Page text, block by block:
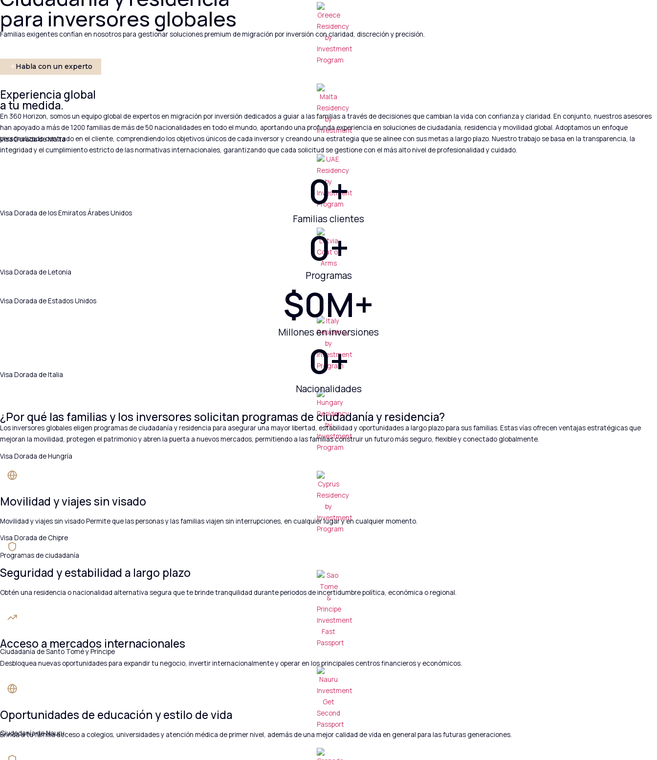
Visa Dorada de Grecia
Visa Dorada de Malta
Visa Dorada de los Emiratos Árabes Unidos
Visa Dorada de Letonia
Visa Dorada de Estados Unidos
Visa Dorada de Italia
Visa Dorada de Hungría
Visa Dorada de Chipre
Programas de ciudadanía
Ciudadanía de Santo Tomé y Príncipe
Ciudadanía de Nauru
para inversores globales
Familias exigentes confían en nosotros para gestionar soluciones premium de migración por inversión con claridad, discreción y precisión.
Habla con un experto
Experiencia global
a tu medida.
En 360 Horizon, somos un equipo global de expertos en migración por inversión dedicados a guiar a las familias a través de decisiones que cambian la vida con confianza y claridad. En conjunto, nuestros asesores
han apoyado a más de 1200 familias de más de 50 nacionalidades en todo el mundo, aportando una profunda experiencia en soluciones de ciudadanía, residencia y movilidad global. Adoptamos un enfoque
personalizado centrado en el cliente, comprendiendo los objetivos únicos de cada inversor y creando una estrategia que se alinee con sus metas a largo plazo. Nuestro trabajo se basa en la transparencia, la
integridad y el cumplimiento estricto de las normativas internacionales, garantizando que cada solicitud se gestione con el más alto nivel de profesionalidad y cuidado.
Familias clientes
0+
Programas
0+
Millones en inversiones
$0M+
Nacionalidades
0+
¿Por qué las familias y los inversores solicitan programas de ciudadanía y residencia?
Los inversores globales eligen programas de ciudadanía y residencia para asegurar una mayor libertad, estabilidad y oportunidades a largo plazo para sus familias. Estas vías ofrecen ventajas estratégicas que
mejoran la movilidad, protegen el patrimonio y abren la puerta a nuevos mercados, permitiendo a las familias construir un futuro más seguro, flexible y conectado globalmente.
Movilidad y viajes sin visado
Movilidad y viajes sin visado Permite que las personas y las familias viajen sin interrupciones, en cualquier lugar y en cualquier momento.
Seguridad y estabilidad a largo plazo
Obtén una residencia o nacionalidad alternativa segura que te brinde tranquilidad durante periodos de incertidumbre política, económica o regional.
Acceso a mercados internacionales
Desbloquea nuevas oportunidades para expandir tu negocio, invertir internacionalmente y operar en los principales centros financieros y económicos.
Oportunidades de educación y estilo de vida
Brinda a tu familia acceso a colegios, universidades y atención médica de primer nivel, además de una mejor calidad de vida en general para las futuras generaciones.